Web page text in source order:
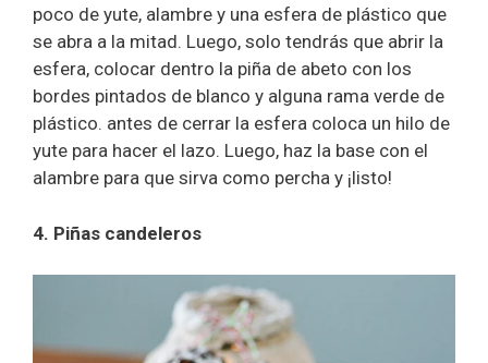
poco de yute, alambre y una esfera de plástico que
se abra a la mitad. Luego, solo tendrás que abrir la
esfera, colocar dentro la piña de abeto con los
bordes pintados de blanco y alguna rama verde de
plástico. antes de cerrar la esfera coloca un hilo de
yute para hacer el lazo. Luego, haz la base con el
alambre para que sirva como percha y ¡listo!
4. Piñas candeleros